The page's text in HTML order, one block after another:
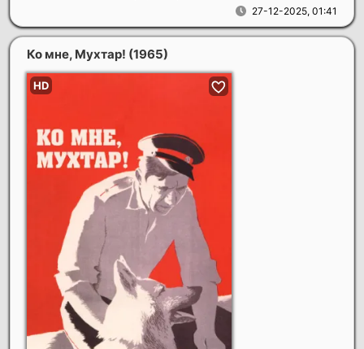
27-12-2025, 01:41
Ко мне, Мухтар! (1965)